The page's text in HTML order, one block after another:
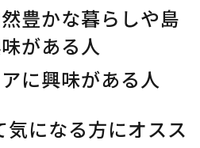
豊かな暮らしや島
がある人
に興味がある人
気になる方にオスス